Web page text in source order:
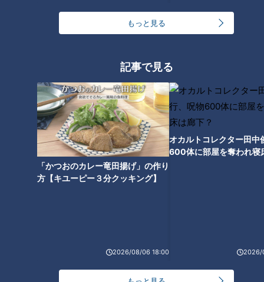
もっと見る
記事で見る
「かつおのカレー竜田揚げ」の作り
方【キユーピー３分クッキング】
2026/08/06 18:00
オカルトコレクター田中
600体に部屋を奪われ寝
2026/
「絶対いいやつじゃん」Ｃ
2026/05/12 06:05
アナ出演 グルメ
「整う次元じゃない」ＣＢ
Ｃ佐藤楠大アナ、地元・横
ドラゴンズ 健康
ＣＢＣ佐藤楠大アナ、去年
立てたはずの目標が思い出
朝6時、トイレで心が折れか
け…ＣＢＣ松本道弥アナ、国